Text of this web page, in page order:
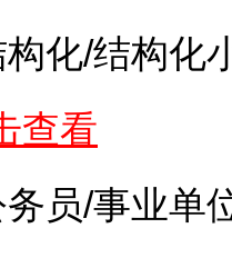
化/结构化
查看
员/事业单